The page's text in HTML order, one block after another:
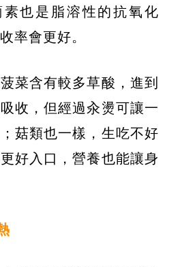
也是脂溶性的抗氧化
率會更好。
菜含有較多草酸，進到
收，但經過汆燙可讓一
菇類也一樣，生吃不好
好入口，營養也能讓身